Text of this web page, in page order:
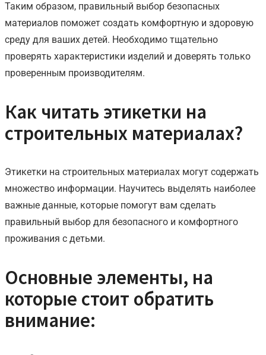
Таким образом, правильный выбор безопасных
материалов поможет создать комфортную и здоровую
среду для ваших детей. Необходимо тщательно
проверять характеристики изделий и доверять только
проверенным производителям.
Как читать этикетки на
строительных материалах?
Этикетки на строительных материалах могут содержать
множество информации. Научитесь выделять наиболее
важные данные, которые помогут вам сделать
правильный выбор для безопасного и комфортного
проживания с детьми.
Основные элементы, на
которые стоит обратить
внимание: